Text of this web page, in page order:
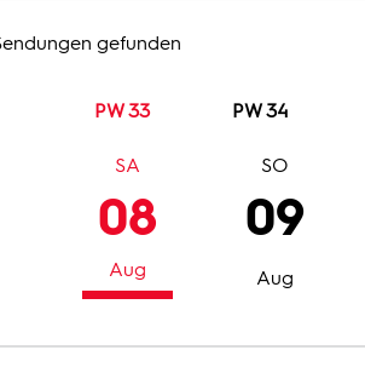
gefunden
PW 33 PW 34
08
Aug
SA
09
Aug
SO